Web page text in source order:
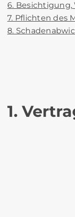
6.
7. Pflichten des
8.
1.